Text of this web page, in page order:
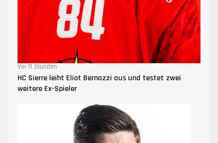
Vor 11 Stunden
HC Sierre leiht Eliot Bernazzi aus und testet zwei
weitere Ex-Spieler